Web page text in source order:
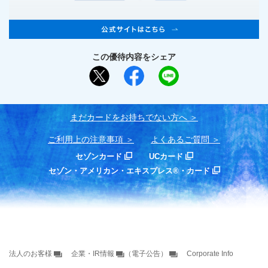
この優待内容をシェア
まだカードをお持ちでない⽅へ
ご利用上の注意事項 よくあるご質問
セゾンカード
UCカード
セゾン・アメリカン・エキスプレス®・カード
法人のお客様 企業・IR情報 （電子公告） Corporate Info